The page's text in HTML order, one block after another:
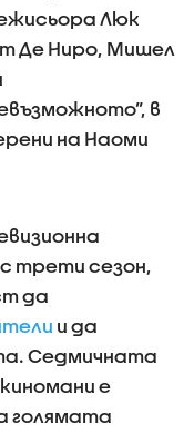
Люк
Де Ниро, Мишел
в
на Наоми
трети сезон,
да
и да
Седмичната
е
голямата